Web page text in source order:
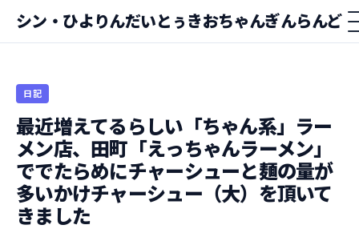
シン・ひよりんだいとぅきおちゃんぎんらんど
日記
最近増えてるらしい「ちゃん系」ラー
メン店、田町「えっちゃんラーメン」
ででたらめにチャーシューと麺の量が
多いかけチャーシュー（大）を頂いて
きました